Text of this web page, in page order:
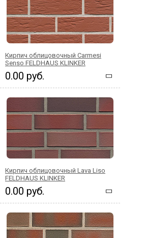
Кирпич облицовочный Carmesi
Senso FELDHAUS KLINKER
0.00 руб.
Кирпич облицовочный Lava Liso
FELDHAUS KLINKER
0.00 руб.